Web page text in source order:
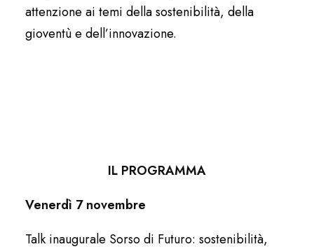
attenzione ai temi della sostenibilità, della
gioventù e dell’innovazione.
IL PROGRAMMA
Venerdì 7 novembre
Talk inaugurale Sorso di Futuro: sostenibilità,